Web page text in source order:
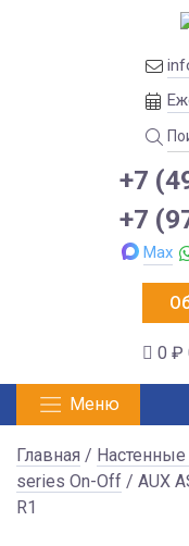
+7
+7
Max
0 ₽
Меню
Главная /
series On-Off / AUX
R1